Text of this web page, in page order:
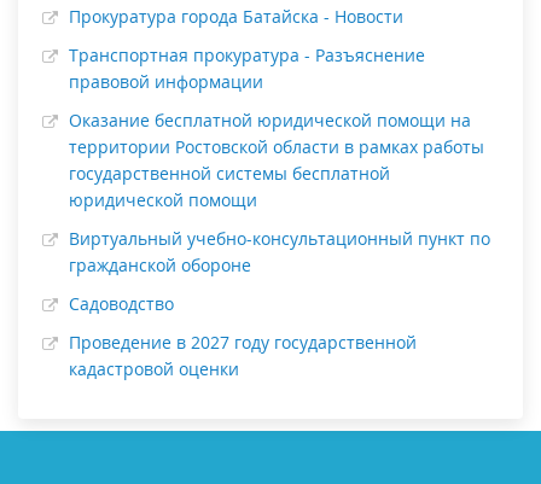
Прокуратура города Батайска - Новости
Транспортная прокуратура - Разъяснение
правовой информации
Оказание бесплатной юридической помощи на
территории Ростовской области в рамках работы
государственной системы бесплатной
юридической помощи
Виртуальный учебно-консультационный пункт по
гражданской обороне
Садоводство
Проведение в 2027 году государственной
кадастровой оценки